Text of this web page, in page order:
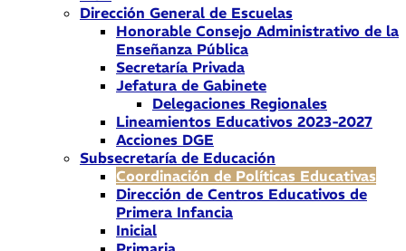
Dirección General de Escuelas
Honorable Consejo Administrativo de la
Enseñanza Pública
Secretaría Privada
Jefatura de Gabinete
Delegaciones Regionales
Lineamientos Educativos 2023-2027
Acciones DGE
Subsecretaría de Educación
Coordinación de Políticas Educativas
Dirección de Centros Educativos de
Primera Infancia
Inicial